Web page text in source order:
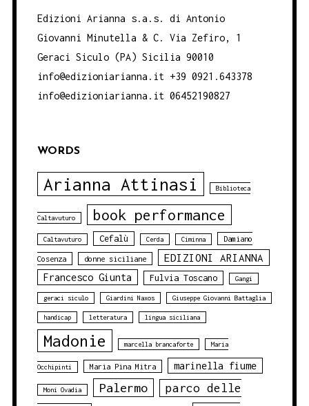
Edizioni Arianna s.a.s. di Antonio
Giovanni Minutella & C. Via Zefiro, 1
Geraci Siculo (PA) Sicilia 90010
info@edizioniarianna.it +39 0921.643378
info@edizioniarianna.it 06452190827
WORDS
Arianna Attinasi Biblioteca
Caltavuturo book performance
Caltavuturo Cefalù Cerda Ciminna Damiano
Cosenza donne siciliane EDIZIONI ARIANNA
Francesco Giunta Fulvia Toscano Gangi
geraci siculo Giardini Naxos Giuseppe Giovanni Battaglia
handicap letteratura lingua siciliana
Madonie marcella brancaforte Maria
Occhipinti Maria Pina Mitra marinella fiume
Moni Ovadia Palermo
parco delle